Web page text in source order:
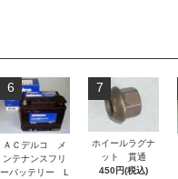
6
ＡＣデルコ メ
ンテナンスフリ
ーバッテリー L
7
ホイールラグナ
ット 貫通
450円(税込)